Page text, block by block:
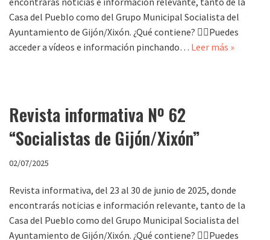
Casa del Pueblo como del Grupo Municipal Socialista del
Ayuntamiento de Gijón/Xixón. ¿Qué contiene? 👉🏻Puedes
acceder a vídeos e información pinchando… Leer más »
Revista informativa Nº 62
“Socialistas de Gijón/Xixón”
02/07/2025
Revista informativa, del 23 al 30 de junio de 2025, donde
encontrarás noticias e información relevante, tanto de la
Casa del Pueblo como del Grupo Municipal Socialista del
Ayuntamiento de Gijón/Xixón. ¿Qué contiene? 👉🏻Puedes